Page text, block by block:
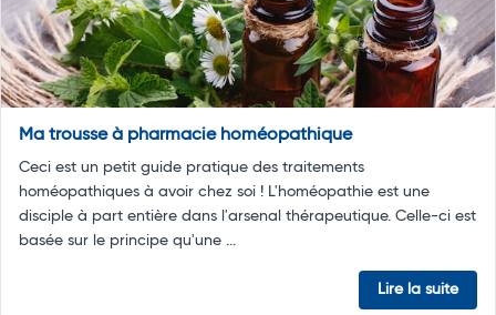
Ma trousse à pharmacie homéopathique
Ceci est un petit guide pratique des traitements
homéopathiques à avoir chez soi ! L'homéopathie est une
disciple à part entière dans l'arsenal thérapeutique. Celle-ci est
basée sur le principe qu'une ...
Lire la suite